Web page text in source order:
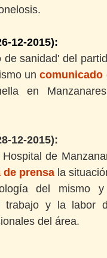
12-2015):
de sanidad' del
uncomunicado
en
12-2015):
de
de prensa la
del mismo y
trabajo y la labor
del área.